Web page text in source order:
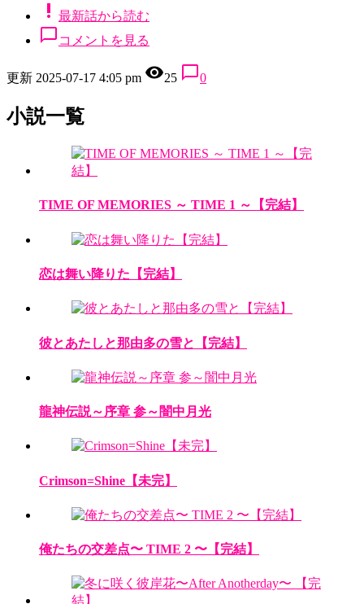
priority_high 最新話から読む
chat_bubble_outline コメントを見る
更新 2025-07-17 4:05 pm remove_red_eye25 chat_bubble_outline0
小説一覧
TIME OF MEMORIES ～ TIME 1 ～【完結】
恋は舞い降りた【完結】
彼とあたしと那由多の雪と【完結】
龍神伝説～序章 参～闇中月光
Crimson=Shine【未完】
俺たちの交差点〜 TIME 2 〜【完結】